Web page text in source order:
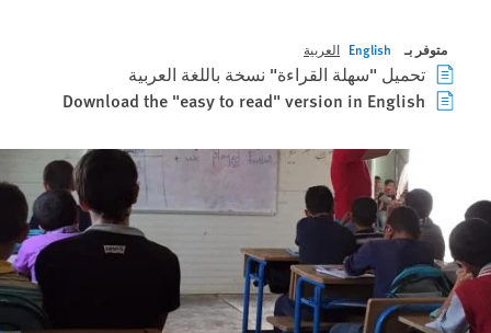
متوفر بـ English العربية
تحميل "سهلة القراءة" نسخة باللغة العربية
Download the "easy to read" version in English